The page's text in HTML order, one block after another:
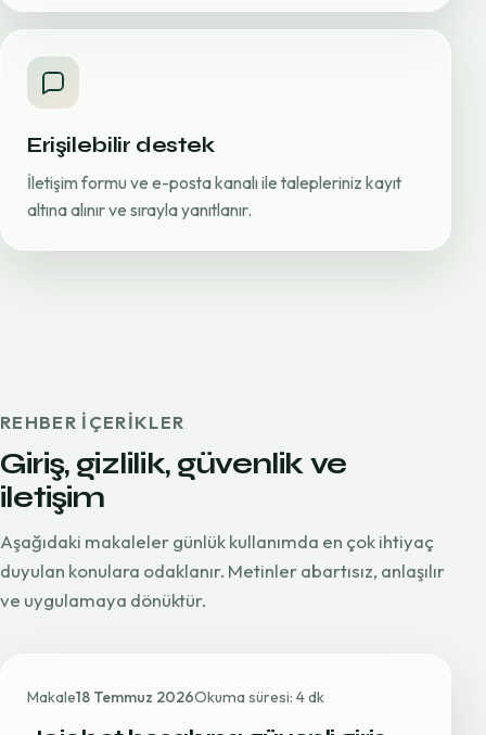
Erişilebilir destek
İletişim formu ve e-posta kanalı ile talepleriniz kayıt
altına alınır ve sırayla yanıtlanır.
REHBER IÇERIKLER
Giriş, gizlilik, güvenlik ve
iletişim
Aşağıdaki makaleler günlük kullanımda en çok ihtiyaç
duyulan konulara odaklanır. Metinler abartısız, anlaşılır
ve uygulamaya dönüktür.
Makale18 Temmuz 2026Okuma süresi: 4 dk